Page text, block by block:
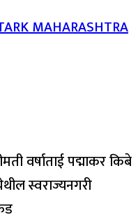
MAHARASHTRA
वर्षाताई पद्माकर किबे
स्वराज्यनगरी